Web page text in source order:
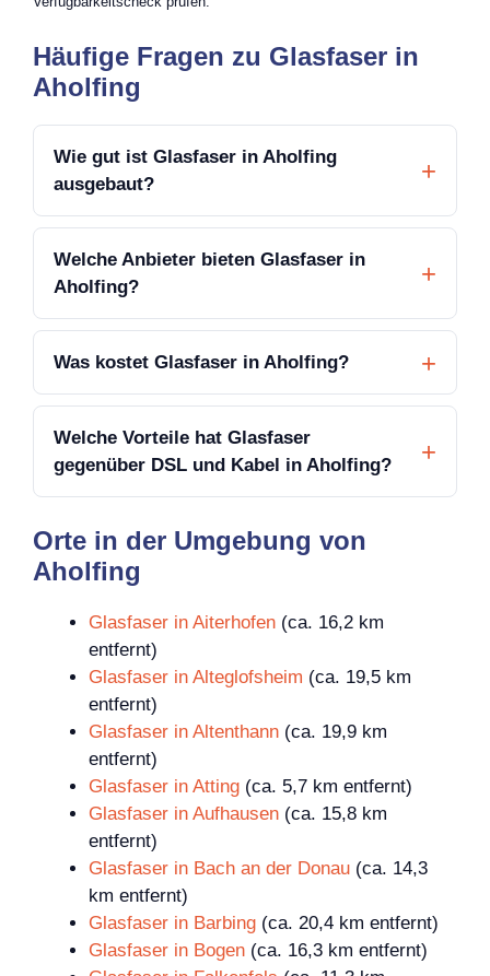
Häufige Fragen zu Glasfaser in
Aholfing
Wie gut ist Glasfaser in Aholfing
ausgebaut?
Welche Anbieter bieten Glasfaser in
Aholfing?
Was kostet Glasfaser in Aholfing?
Welche Vorteile hat Glasfaser
gegenüber DSL und Kabel in Aholfing?
Orte in der Umgebung von
Aholfing
Glasfaser in Aiterhofen (ca. 16,2 km
entfernt)
Glasfaser in Alteglofsheim (ca. 19,5 km
entfernt)
Glasfaser in Altenthann (ca. 19,9 km
entfernt)
Glasfaser in Atting (ca. 5,7 km entfernt)
Glasfaser in Aufhausen (ca. 15,8 km
entfernt)
Glasfaser in Bach an der Donau (ca. 14,3
km entfernt)
Glasfaser in Barbing (ca. 20,4 km entfernt)
Glasfaser in Bogen (ca. 16,3 km entfernt)